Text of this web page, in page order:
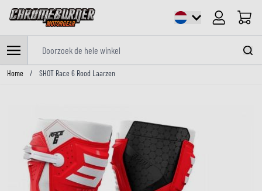
Cart
Ga naar de inhoud
Home / SHOT Race 6 Rood Laarzen